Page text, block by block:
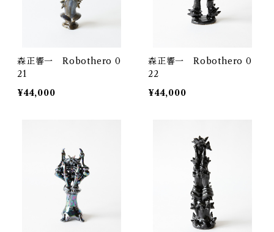
森正響一 Robothero 0
21
¥44,000
森正響一 Robothero 0
22
¥44,000